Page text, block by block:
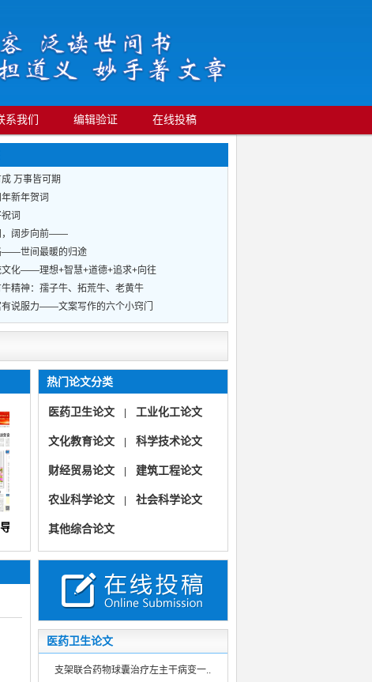
系我们 编辑验证 在线投稿
万事皆可期
新年贺词
词
，阔步向前——
——世间最暖的归途
文化——理想+智慧+道德+追求+向往
精神：孺子牛、拓荒牛、老黄牛
说服力——文案写作的六个小窍门
健康科普） 《山西市场导报》
热门论文分类
医药卫生论文 工业化工论文
文化教育论文 科学技术论文
财经贸易论文 建筑工程论文
农业科学论文 社会科学论文
其他综合论文
医药卫生论文
支架联合药物球囊治疗左主干病变一..